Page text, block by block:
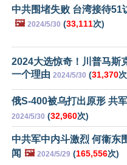
中共围堵失败 台湾接待51
🖼️ 2024/5/30 (33,111次)
2024大选惊奇！川普马斯
一个理由 2024/5/30 (31,370
俄S-400被乌打出原形 共
2024/5/30 (32,960次)
中共军中内斗激烈 何衞东
闻 🖼️ 2024/5/29 (165,556次)